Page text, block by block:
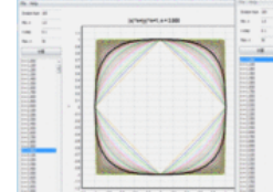
[编程] [资源] [博主]